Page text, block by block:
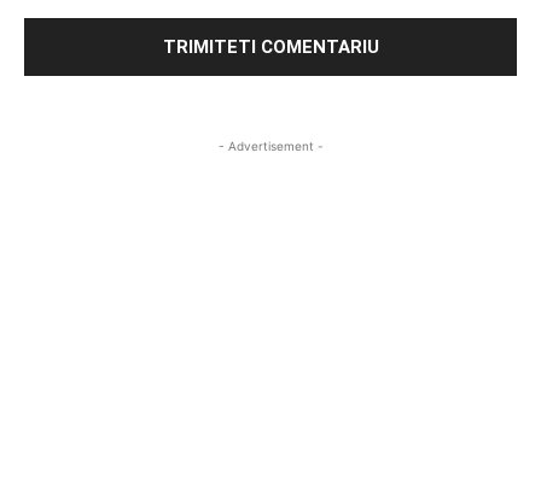
- Advertisement -